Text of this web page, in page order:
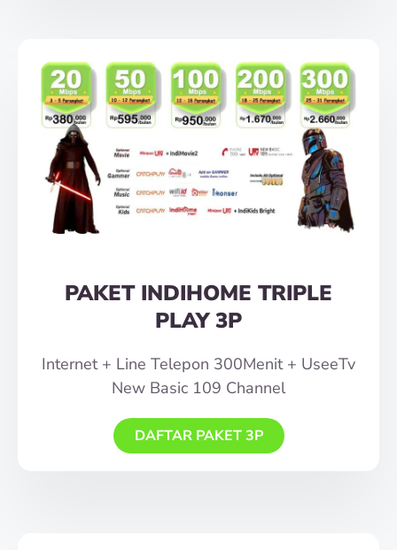
PAKET INDIHOME TRIPLE
PLAY 3P
Internet + Line Telepon 300Menit + UseeTv
New Basic 109 Channel
DAFTAR PAKET 3P